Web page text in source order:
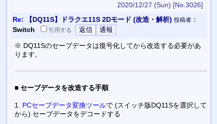
2020/12/27 (Sun) [No.3026]
Re: 【DQ11S】ドラクエ11S 2Dモード (改造・解析) 投稿者：
Switch
引用する
※ DQ11Sのセーブデータは復号化してから改造する必要があ
ります。
■ セーブデータを改造する手順
1. PCセーブデータ変換ツールで (スイッチ版DQ11Sを選択して
から) セーブデータをデコードする